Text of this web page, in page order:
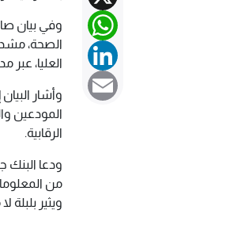
WhatsApp
LinkedIn
Email
وفي بيان
الصحة،
العليا،
وأشار
المودعين
الرقابية.
ودعا البنك
من
ويثير بلبلة